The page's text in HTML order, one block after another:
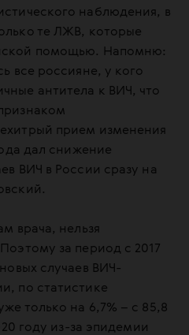
наблюдения, в
те ЛЖВ, которые
помощью. Напомню:
все россияне, у кого
антитела к ВИЧ, что
прием изменения
дал снижение
ВИЧ в России сразу на
врача, нельзя
за период с 2017
случаев ВИЧ-
по статистике
только на 6,7% – с 85,8
году из-за эпидемии